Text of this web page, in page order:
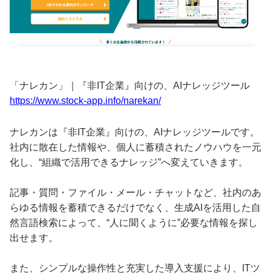
「ナレカン」｜『非IT企業』向けの、AIナレッジツール
https://www.stock-app.info/narekan/
ナレカンは『非IT企業』向けの、AIナレッジツールです。
社内に散在した情報や、個人に蓄積されたノウハウを一元
化し、“組織で活用できるナレッジ”へ変えていきます。
記事・質問・ファイル・メール・チャットなど、社内のあ
らゆる情報を蓄積できるだけでなく、生成AIを活用した自
然言語検索によって、“人に聞くように”必要な情報を探し
出せます。
また、シンプルな操作性と充実した導入支援により、ITツ